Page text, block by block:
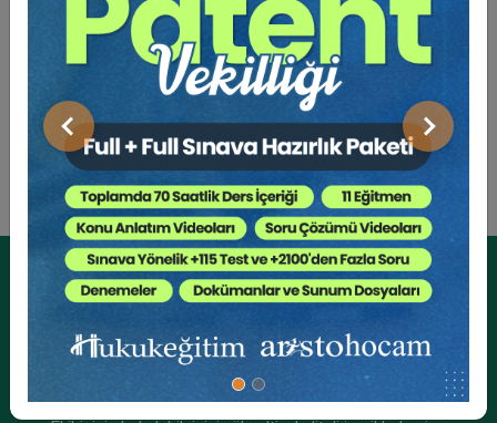
Önceki Sonraki
Medeni Usul Hukuku - III. Medeni Hukuku
Kongresi - X. Oturum
360 TL Sepete Ekle
Tüketici Hukuku Enstitüsü
Sosyal Medya
Kurumsal Üyelikler İçin
Kurumsal Teklif Alın